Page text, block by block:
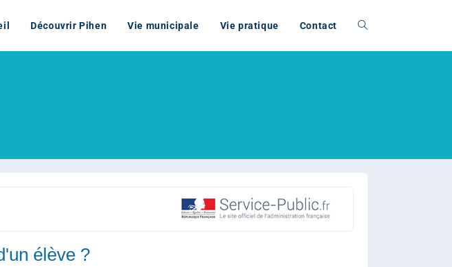
Découvrir Pihen Vie municipale Vie pratique Contact
élève ?